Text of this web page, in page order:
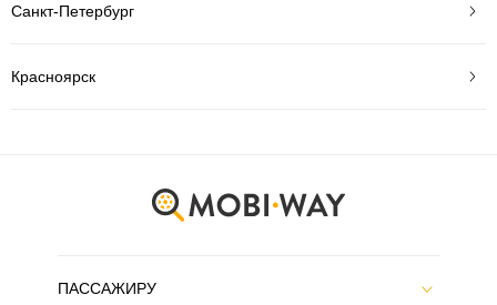
Санкт-Петербург
Красноярск
ПАССАЖИРУ